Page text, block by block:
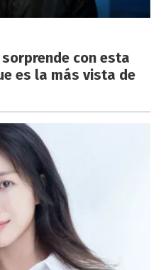
con esta
es la más vista de